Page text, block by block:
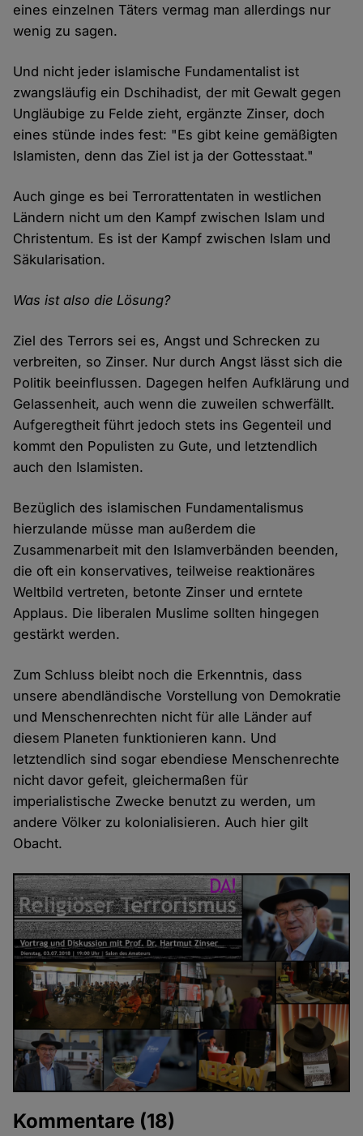
eines einzelnen Täters vermag man allerdings nur
wenig zu sagen.
Und nicht jeder islamische Fundamentalist ist
zwangsläufig ein Dschihadist, der mit Gewalt gegen
Ungläubige zu Felde zieht, ergänzte Zinser, doch
eines stünde indes fest: "Es gibt keine gemäßigten
Islamisten, denn das Ziel ist ja der Gottesstaat."
Auch ginge es bei Terrorattentaten in westlichen
Ländern nicht um den Kampf zwischen Islam und
Christentum. Es ist der Kampf zwischen Islam und
Säkularisation.
Was ist also die Lösung?
Ziel des Terrors sei es, Angst und Schrecken zu
verbreiten, so Zinser. Nur durch Angst lässt sich die
Politik beeinflussen. Dagegen helfen Aufklärung und
Gelassenheit, auch wenn die zuweilen schwerfällt.
Aufgeregtheit führt jedoch stets ins Gegenteil und
kommt den Populisten zu Gute, und letztendlich
auch den Islamisten.
Bezüglich des islamischen Fundamentalismus
hierzulande müsse man außerdem die
Zusammenarbeit mit den Islamverbänden beenden,
die oft ein konservatives, teilweise reaktionäres
Weltbild vertreten, betonte Zinser und erntete
Applaus. Die liberalen Muslime sollten hingegen
gestärkt werden.
Zum Schluss bleibt noch die Erkenntnis, dass
unsere abendländische Vorstellung von Demokratie
und Menschenrechten nicht für alle Länder auf
diesem Planeten funktionieren kann. Und
letztendlich sind sogar ebendiese Menschenrechte
nicht davor gefeit, gleichermaßen für
imperialistische Zwecke benutzt zu werden, um
andere Völker zu kolonialisieren. Auch hier gilt
Obacht.
Kommentare (18)